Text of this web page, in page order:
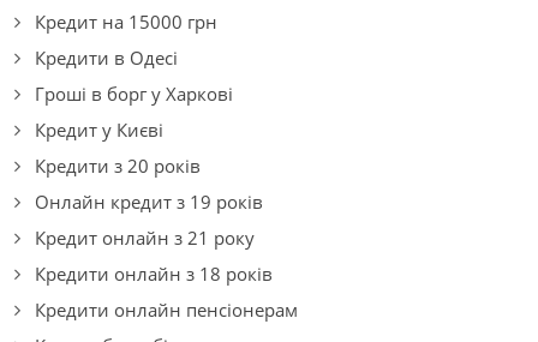
Кредит на 15000 грн
Кредити в Одесі
Гроші в борг у Харкові
Кредит у Києві
Кредити з 20 років
Онлайн кредит з 19 років
Кредит онлайн з 21 року
Кредити онлайн з 18 років
Кредити онлайн пенсіонерам